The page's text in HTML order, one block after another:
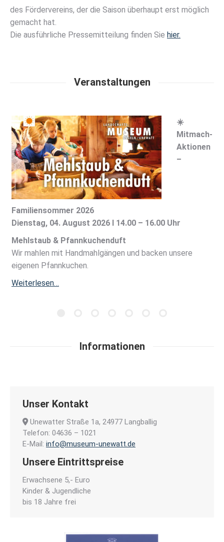
des Fördervereins, der die Saison überhaupt erst möglich
gemacht hat.
Die ausführliche Pressemitteilung finden Sie hier.
Veranstaltungen
☀️
Mitmach-
Aktionen
–
Familiensommer 2026
Dienstag, 04. August 2026 I 14.00 – 16.00 Uhr
Mehlstaub & Pfannkuchenduft
Wir mahlen mit Handmahlgängen und backen unsere
eigenen Pfannkuchen.
Weiterlesen…
Informationen
Unser Kontakt
Unewatter Straße 1a, 24977 Langballig
Telefon: 04636 – 1021
E-Mail: info@museum-unewatt.de
Unsere Eintrittspreise
Erwachsene 5,- Euro
Kinder & Jugendliche
bis 18 Jahre frei